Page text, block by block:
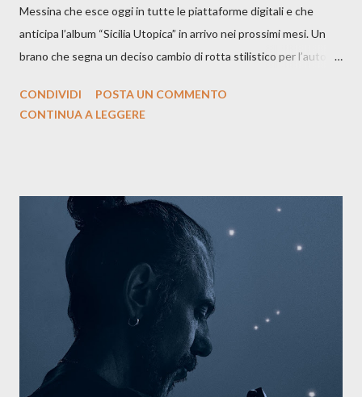
Messina che esce oggi in tutte le piattaforme digitali e che
anticipa l’album “Sicilia Utopica” in arrivo nei prossimi mesi. Un
brano che segna un deciso cambio di rotta stilistico per l’autore
testo ibrido tra italiano e siciliano, e un’urgenza espressiva che
La canzone racconta la difficoltà di creare, e perfino di esistere,
sotto il peso della realtà. Ma lo fa cercando una via d’uscita, una
forma di assoluzione, nel vivere e nel suonare, nel trovare respiro
anche quando l’aria sembra farsi più densa. Il brano è anche una
dichiarazione d’intenti: Cico Messina apre il suo nuovo percorso
artistico con una composizi...
CONDIVIDI
POSTA UN COMMENTO
CONTINUA A LEGGERE